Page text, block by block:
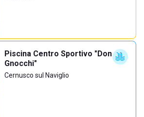
Piscina Centro Sportivo "Don
Gnocchi"
Cernusco sul Naviglio